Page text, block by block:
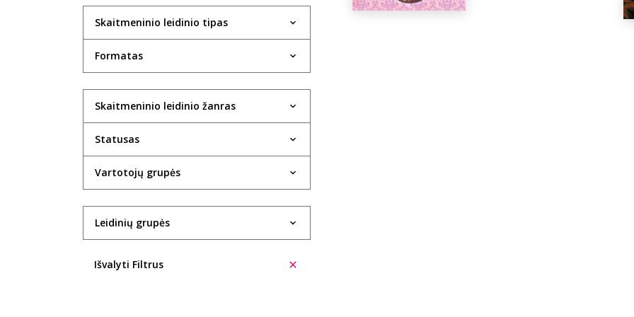
Skaitmeninio leidinio tipas
Formatas
Skaitmeninio leidinio žanras
Statusas
Vartotojų grupės
Leidinių grupės
Išvalyti Filtrus